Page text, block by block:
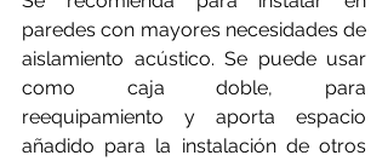
paredes con mayores necesidades de
aislamiento acústico. Se puede usar
como caja doble, para
reequipamiento y aporta espacio
añadido para la instalación de otros